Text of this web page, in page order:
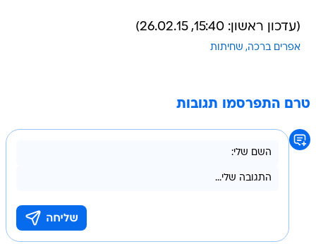
(עדכון ראשון: 15:40, 26.02.15)
אפרים ברכה שחיתות
טרם התפרסמו תגובות